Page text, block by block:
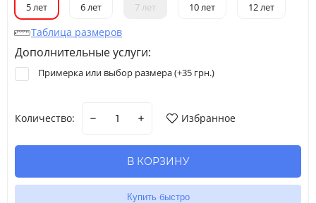
5 лет 6 лет 7 лет 10 лет 12 лет
Таблица размеров
Дополнительные услуги:
Примерка или выбор размера (+35 грн.)
Количество: Избранное
В КОРЗИНУ
Купить быстро